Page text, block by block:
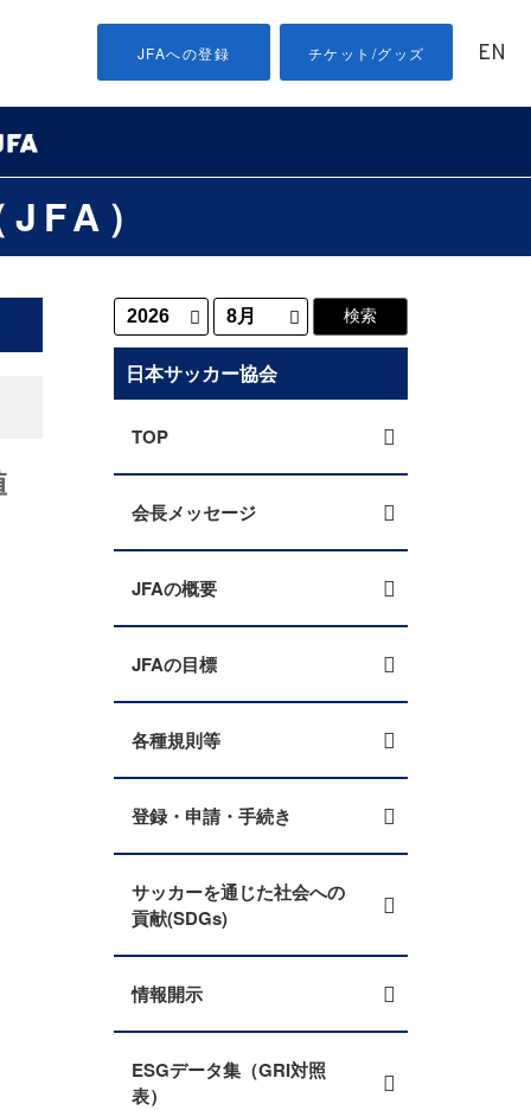
JFAへの登録 チケット/グッズ EN
）
日本サッカー協会
TOP
会長メッセージ
JFAの概要
JFAの目標
各種規則等
登録・申請・手続き
サッカーを通じた社会への
貢献(SDGs)
情報開示
ESGデータ集（GRI対照
表）